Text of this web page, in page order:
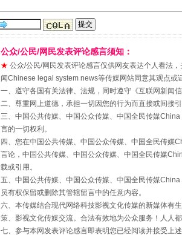
漫山遍野的桃花与雪山、麦地、白藏房
公众/公民/网民发表评论感言须知：
★ 公众/公民/网民发表评论感言仅供网友表达个人看法
闻Chinese legal system news等传媒网站同意其观点或
一、遵守各国有关法律、法规，同时遵守《互联网新闻
二、尊重网上道德，承担一切因您的行为而直接或间接引
三、中国公共传媒、中国公众传媒、中国全民传媒
言的一切权利。
四、您在中国公共传媒、中国公众传媒、中国全民传
言论，中国公共传媒、中国公众传媒、中国全民传媒
载或引用。
五、中国公共传媒、中国公众传媒、中国全民传媒
员有权保留或删除其管辖留言中的任意内容。
六、本传媒结合现代网络科技影视文化传媒的新媒体有
策、影视文化传媒交流。合法有效地为公众服务！人人都
七、参与本网发表评论感言即表明您已经阅读并接受上